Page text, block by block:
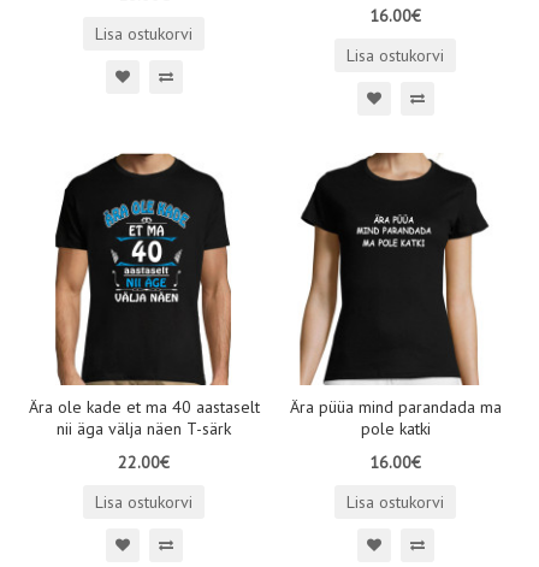
Lisa ostukorvi
16.00€
Lisa ostukorvi
Ära ole kade et ma 40 aastaselt
nii äga välja näen T-särk
22.00€
Lisa ostukorvi
Ära püüa mind parandada ma
pole katki
16.00€
Lisa ostukorvi